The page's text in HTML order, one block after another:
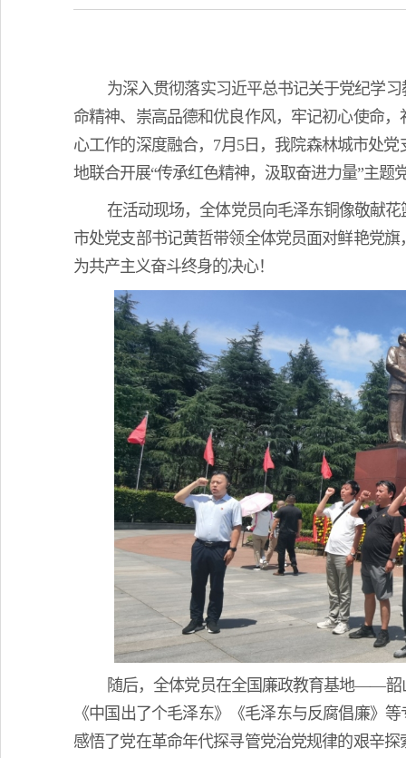
为深入贯彻落实习近平总书记关于党纪学
命精神、崇高品德和优良作风，牢记初心使命
心工作的深度融合，7月5日，我院森林城市处
地联合开展“传承红色精神，汲取奋进力量”主题
在活动现场，全体党员向毛泽东铜像敬献
市处党支部书记黄哲带领全体党员面对鲜艳党
为共产主义奋斗终身的决心！
随后，全体党员在全国廉政教育基地——韶
《中国出了个毛泽东》《毛泽东与反腐倡廉》
感悟了党在革命年代探寻管党治党规律的艰辛